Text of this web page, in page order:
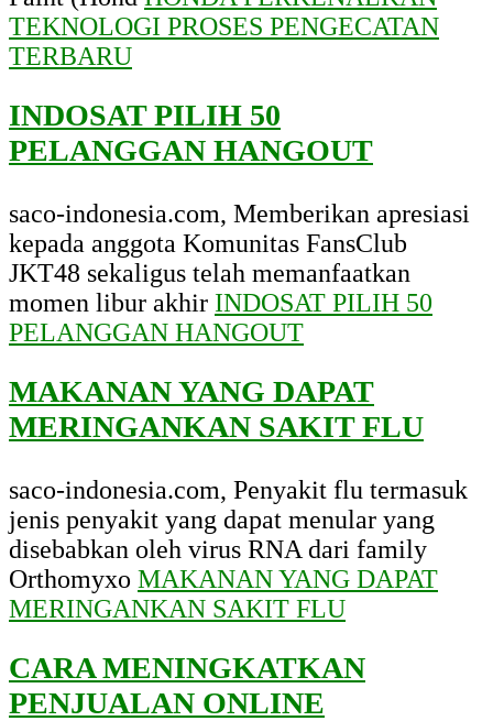
TEKNOLOGI PROSES PENGECATAN
TERBARU
INDOSAT PILIH 50
PELANGGAN HANGOUT
saco-indonesia.com, Memberikan apresiasi
kepada anggota Komunitas FansClub
JKT48 sekaligus telah memanfaatkan
momen libur akhir INDOSAT PILIH 50
PELANGGAN HANGOUT
MAKANAN YANG DAPAT
MERINGANKAN SAKIT FLU
saco-indonesia.com, Penyakit flu termasuk
jenis penyakit yang dapat menular yang
disebabkan oleh virus RNA dari family
Orthomyxo MAKANAN YANG DAPAT
MERINGANKAN SAKIT FLU
CARA MENINGKATKAN
PENJUALAN ONLINE